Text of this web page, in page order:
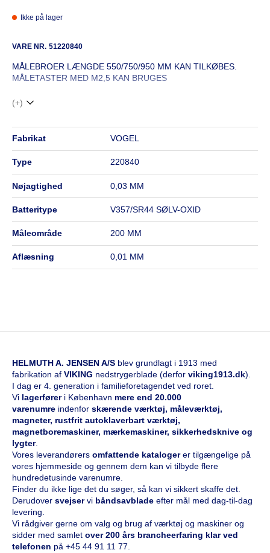
Ikke på lager
VARE NR. 51220840
MÅLEBROER LÆNGDE 550/750/950 MM KAN TILKØBES.
MÅLETASTER MED M2,5 KAN BRUGES
(+)
fabrikat VOGEL
type 220840
nøjagtighed 0,03 MM
batteritype V357/SR44 SØLV-OXID
måleområde 200 MM
aflæsning 0,01 MM
HELMUTH A. JENSEN A/S blev grundlagt i 1913 med
fabrikation af VIKING nedstrygerblade (derfor viking1913.dk).
I dag er 4. generation i familieforetagendet ved roret.
Vi lagerfører i København mere end 20.000
varenumre indenfor skærende værktøj, måleværktøj,
magneter, rustfrit autoklaverbart værktøj,
magnetboremaskiner, mærkemaskiner, sikkerhedsknive og
lygter.
Vores leverandørers omfattende katalogerer tilgængelige på
vores hjemmeside og gennem dem kan vi tilbyde flere
hundredetusinde varenumre.
Finder du ikke lige det du søger, så kan vi sikkert skaffe det.
Derudover svejservi båndsavblade efter mål med dag-til-dag
levering.
Vi rådgiver gerne om valg og brug af værktøj og maskiner og
sidder med samlet over 200 års brancheerfaring klar ved
telefonen på +45 44 91 11 77